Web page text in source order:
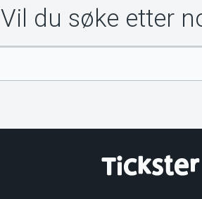
Vil du søke etter